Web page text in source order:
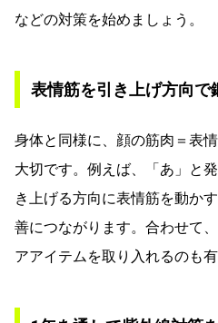
などの対策を始めましょう。
表情筋を引き上げ方向で
身体と同様に、顔の筋肉＝表
大切です。例えば、「あ」と
き上げる方向に表情筋を動か
善につながります。合わせて
アアイテムを取り入れるのも有